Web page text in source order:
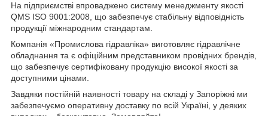
На підприємстві впроваджено систему менеджменту якості
QMS ISO 9001:2008, що забезпечує стабільну відповідність
продукції міжнародним стандартам.
Компанія «Промислова гідравліка» виготовляє гідравлічне
обладнання та є офіційним представником провідних брендів,
що забезпечує сертифіковану продукцію високої якості за
доступними цінами.
Завдяки постійній наявності товару на складі у Запоріжжі ми
забезпечуємо оперативну доставку по всій Україні, у деяких